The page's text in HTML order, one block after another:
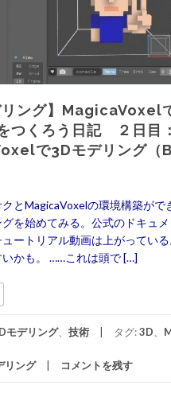
リング】
つくろう日記 ２日目：
で3Dモデリング（
とMagicaVoxelの環境構築がで
を始めてみる。公式のドキュ
ートリアル動画は上がってい
いかも。 ……これは頭で […]
モデリング、 技術 タグ:3D、
リング コメントを残す